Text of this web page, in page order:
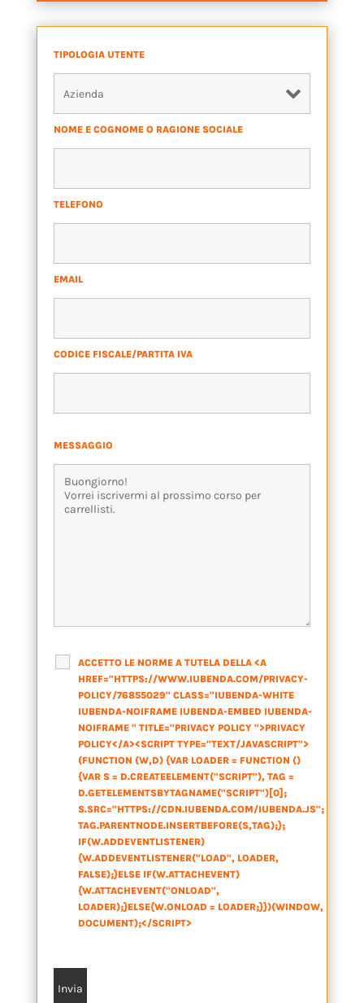
TIPOLOGIA UTENTE
NOME E COGNOME O RAGIONE SOCIALE
TELEFONO
EMAIL
CODICE FISCALE/PARTITA IVA
MESSAGGIO
ACCETTO LE NORME A TUTELA DELLA <A
HREF="HTTPS://WWW.IUBENDA.COM/PRIVACY-
POLICY/76855029" CLASS="IUBENDA-WHITE
IUBENDA-NOIFRAME IUBENDA-EMBED IUBENDA-
NOIFRAME " TITLE="PRIVACY POLICY ">PRIVACY
POLICY</A><SCRIPT TYPE="TEXT/JAVASCRIPT">
(FUNCTION (W,D) {VAR LOADER = FUNCTION ()
{VAR S = D.CREATEELEMENT("SCRIPT"), TAG =
D.GETELEMENTSBYTAGNAME("SCRIPT")[0];
S.SRC="HTTPS://CDN.IUBENDA.COM/IUBENDA.JS";
TAG.PARENTNODE.INSERTBEFORE(S,TAG);};
IF(W.ADDEVENTLISTENER)
{W.ADDEVENTLISTENER("LOAD", LOADER,
FALSE);}ELSE IF(W.ATTACHEVENT)
{W.ATTACHEVENT("ONLOAD",
LOADER);}ELSE{W.ONLOAD = LOADER;}})(WINDOW,
DOCUMENT);</SCRIPT>